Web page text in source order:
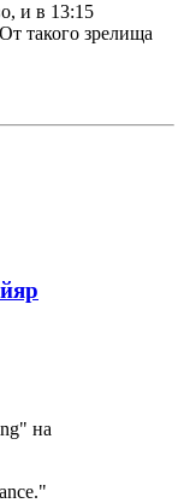
и в 13:15
такого зрелища
на